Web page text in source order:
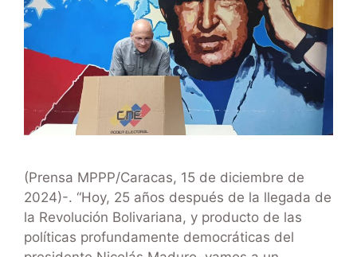
(Prensa MPPP/Caracas, 15 de diciembre de
2024)-. “Hoy, 25 años después de la llegada de
la Revolución Bolivariana, y producto de las
políticas profundamente democráticas del